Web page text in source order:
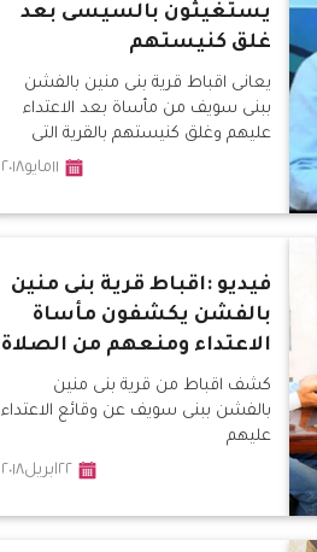
يستغيثون بالسيسى بعد
غلق كنيستهم
يعانى اقباط قرية بنى منين بالفشن
ببنى سويف من مأساة بعد الاعتداء
عليهم وغلق كنيستهم بالقرية التى
١١مايو٢٠١٨
فيديو :اقباط قرية بنى منين
بالفشن يكشفون مأساة
الاعتداء ومنعهم من الصلاة
كشف اقباط من قرية بنى منين
بالفشن ببنى سويف عن وقائع الاعتداء
عليهم
٢٢ابريل٢٠١٨